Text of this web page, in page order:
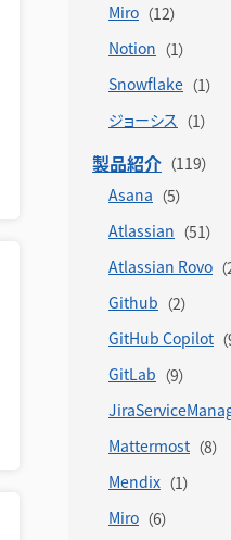
Miro
Notion
Snowflake
ジョーシス
製品紹介
Asana
Atlassian
Atlassian Rovo
Github
GitHub Copilot
GitLab
Mattermost
Mendix
Miro